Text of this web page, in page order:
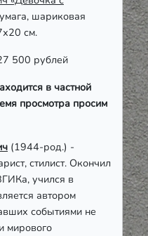
шариковая
см.
500 рублей
в частной
просмотра просим
(1944-род.) -
стилист. Окончил
учился в
автором
событиями не
мирового